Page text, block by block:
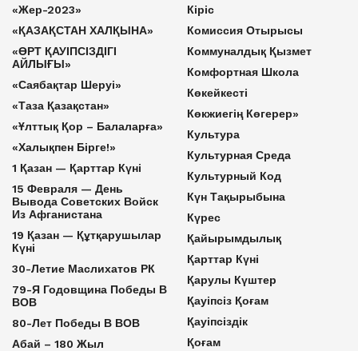
«Жер-2023»
«ҚАЗАҚСТАН ХАЛҚЫНА»
«ӨРТ ҚАУІПСІЗДІГІ
АЙЛЫҒЫ»
«Саябақтар Шеруі»
«Таза Қазақстан»
«Ұлттық Қор – Балаларға»
«Халықпен Бірге!»
1 Қазан — Қарттар Күні
15 Февраля — День
Вывода Советских Войск
Из Афганистана
19 Қазан — Құтқарушылар
Күні
30-Летие Маслихатов РК
79-Я Годовщина Победы В
ВОВ
80-Лет Победы В ВОВ
Абай – 180 Жыл
Кіріс
Комиссия Отырысы
Коммуналдық Қызмет
Комфортная Школа
Көкейкесті
Көкжиегің Көгерер»
Культура
Культурная Среда
Культурный Код
Күн Тақырыбына
Күрес
Қайырымдылық
Қарттар Күні
Қарулы Күштер
Қауіпсіз Қоғам
Қауіпсіздік
Қоғам